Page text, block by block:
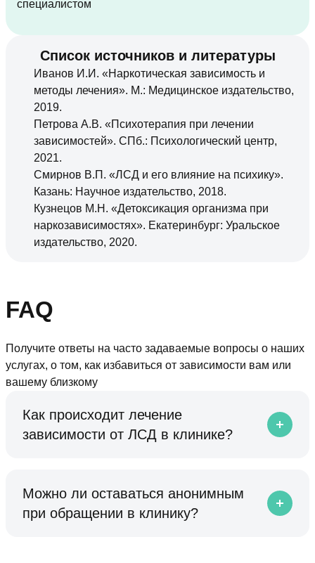
специалистом
Список источников и литературы
Иванов И.И. «Наркотическая зависимость и
методы лечения». М.: Медицинское издательство,
2019.
Петрова А.В. «Психотерапия при лечении
зависимостей». СПб.: Психологический центр,
2021.
Смирнов В.П. «ЛСД и его влияние на психику».
Казань: Научное издательство, 2018.
Кузнецов М.Н. «Детоксикация организма при
наркозависимостях». Екатеринбург: Уральское
издательство, 2020.
FAQ
Получите ответы на часто задаваемые вопросы о наших
услугах, о том, как избавиться от зависимости вам или
вашему близкому
Как происходит лечение
зависимости от ЛСД в клинике?
Можно ли оставаться анонимным
при обращении в клинику?